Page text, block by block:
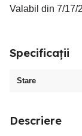
Valabil din 7/17/
Specificații
Stare
Descriere